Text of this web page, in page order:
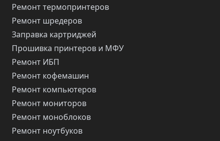
Ремонт термопринтеров
Ремонт шредеров
Заправка картриджей
Прошивка принтеров и МФУ
Ремонт ИБП
Ремонт кофемашин
Ремонт компьютеров
Ремонт мониторов
Ремонт моноблоков
Ремонт ноутбуков